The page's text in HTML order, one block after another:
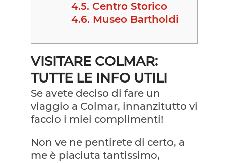
4.5. Centro Storico
4.6. Museo Bartholdi
VISITARE COLMAR:
TUTTE LE INFO UTILI
Se avete deciso di fare un
viaggio a Colmar, innanzitutto vi
faccio i miei complimenti!
Non ve ne pentirete di certo, a
me è piaciuta tantissimo,